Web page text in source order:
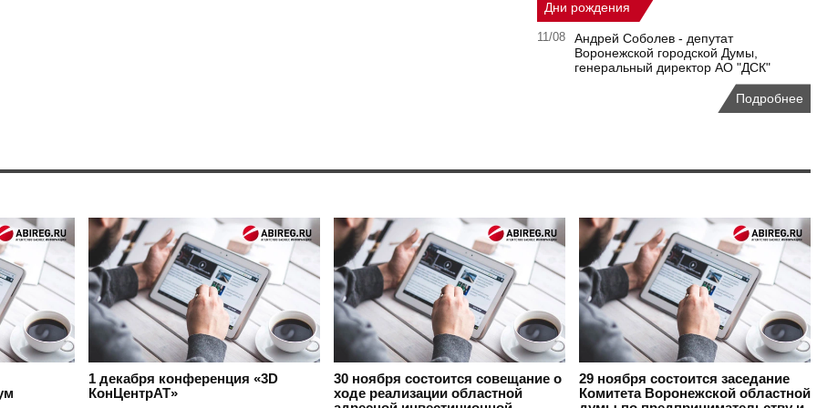
Дни рождения
11/08
Андрей Соболев - депутат
Воронежской городской Думы,
генеральный директор АО "ДСК"
Подробнее
1 декабря конференция «3D
КонЦентрАТ»
30 ноября состоится совещание о
ходе реализации областной
29 ноября состоится заседание
Комитета Воронежской областной